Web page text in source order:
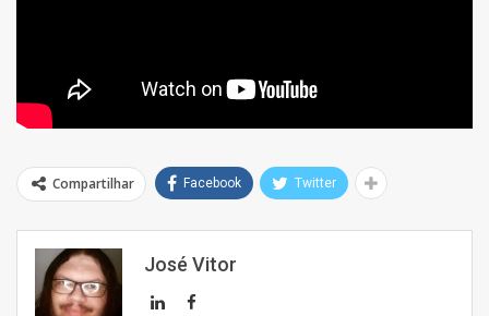
Compartilhar Facebook Twitter
José Vitor